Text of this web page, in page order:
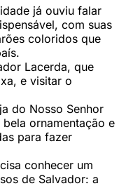
já ouviu falar
com suas
coloridos que
Lacerda, que
e visitar o
do Nosso Senhor
ornamentação e
para fazer
conhecer um
de Salvador: a